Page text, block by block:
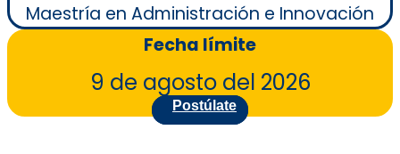
Maestría en Administración e Innovación
Fecha límite
9 de agosto del 2026
Postúlate